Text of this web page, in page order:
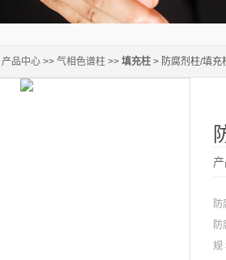
产品中心 >> 气相色谱柱 >> 填充柱 > 防腐剂柱/填充
防
防
规